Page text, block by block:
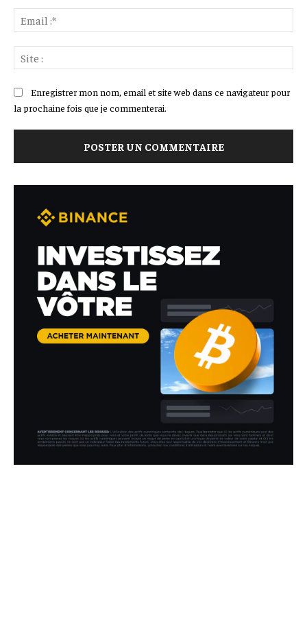
:*
:
Enregistrer mon nom, email et site web dans ce navigateur pour
la prochaine fois que je commenterai.